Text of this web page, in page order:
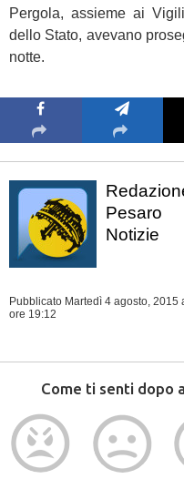
Pergola, assieme ai
dello Stato, avevano
notte.
Pesaro
Notizie
Pubblicato Martedì 4 agosto, 2015
ore 19:12
Come ti senti dopo